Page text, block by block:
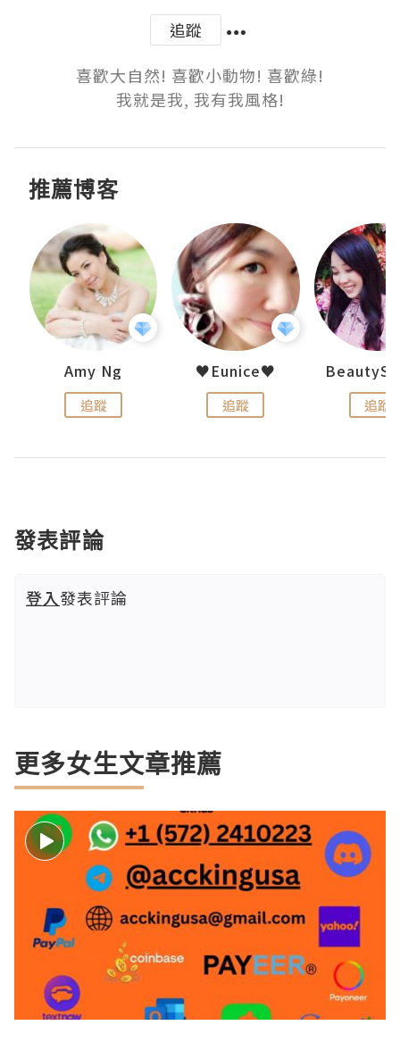
追蹤
喜歡大自然! 喜歡小動物! 喜歡綠!
我就是我, 我有我風格!
推薦博客
Amy Ng
追蹤
♥Eunice♥
追蹤 追蹤
發表評論
登入發表評論
更多女生文章推薦